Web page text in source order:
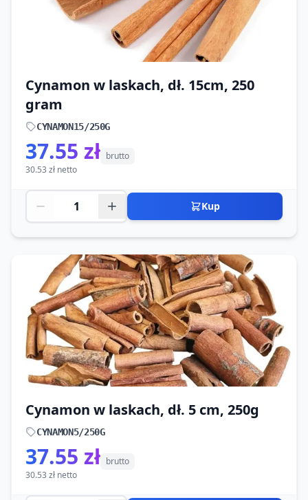
Cynamon w laskach, dł. 15cm, 250
gram
CYNAMON15/250G
37.55 zł brutto
30.53 zł netto
Kup
Cynamon w laskach, dł. 5 cm, 250g
CYNAMON5/250G
37.55 zł brutto
30.53 zł netto